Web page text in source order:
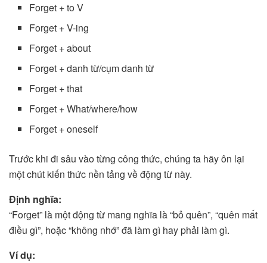
Forget + to V
Forget + V-ing
Forget + about
Forget + danh từ/cụm danh từ
Forget + that
Forget + What/where/how
Forget + oneself
Trước khi đi sâu vào từng công thức, chúng ta hãy ôn lại
một chút kiến thức nền tảng về động từ này.
Định nghĩa:
“Forget” là một động từ mang nghĩa là “bỏ quên”, “quên mất
điều gì”, hoặc “không nhớ” đã làm gì hay phải làm gì.
Ví dụ: